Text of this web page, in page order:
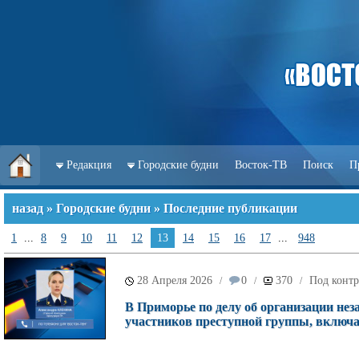
Редакция Городские будни Восток-ТВ Поиск
назад » Городские будни » Последние публикации
1 ... 8 9 10 11 12 13 14 15 16 17 ... 948
28 Апреля 2026 / 0 / 370 / Под
В Приморье по делу об организации
участников преступной группы,